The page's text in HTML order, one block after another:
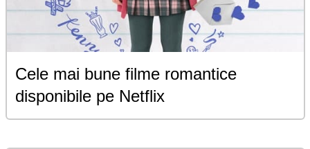
Cele mai bune filme romantice
disponibile pe Netflix